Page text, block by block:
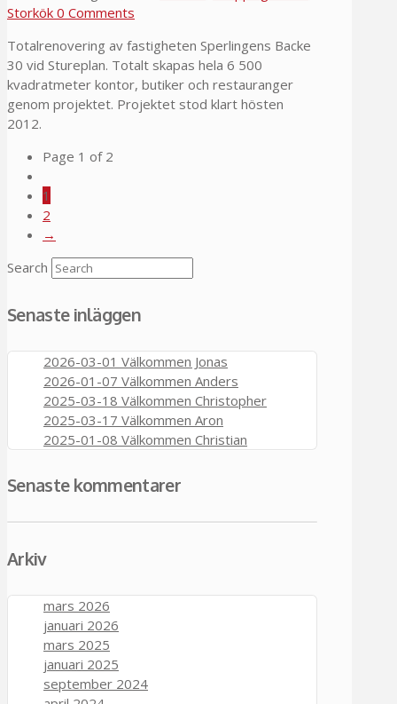
Storkök 0 Comments
Totalrenovering av fastigheten Sperlingens Backe
30 vid Stureplan. Totalt skapas hela 6 500
kvadratmeter kontor, butiker och restauranger
genom projektet. Projektet stod klart hösten
2012.
Page 1 of 2
1
2
→
Search
Senaste inläggen
2026-03-01 Välkommen Jonas
2026-01-07 Välkommen Anders
2025-03-18 Välkommen Christopher
2025-03-17 Välkommen Aron
2025-01-08 Välkommen Christian
Senaste kommentarer
Arkiv
mars 2026
januari 2026
mars 2025
januari 2025
september 2024